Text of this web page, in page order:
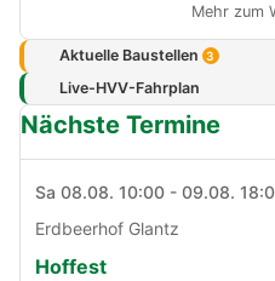
Mehr zum
Aktuelle Baustellen 3
Live-HVV-Fahrplan
Nächste Termine
Sa 08.08. 10:00 - 09.08.
Erdbeerhof Glantz
Hoffest